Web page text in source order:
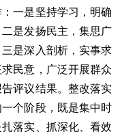
一是坚持学习，明确
是发扬民主，集思广
是深入剖析，实事求
民意，广泛开展群众
评议结果。整改落实
个阶段，既是集中时
落实、抓深化、看效